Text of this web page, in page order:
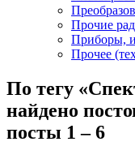
Прочие
Приборы,
Прочее
По тегу
найдено
посты 1 – 6